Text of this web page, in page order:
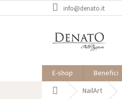
al
info@denato.it
E-shop Benefici
Casa NailArt